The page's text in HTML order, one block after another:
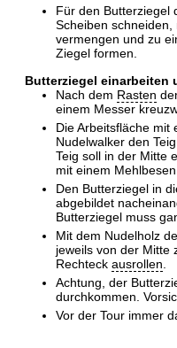
Für den Butterziegel
Scheiben
vermengen und zu
Ziegel formen.
Butterziegel einarbeiten
Nach dem Rasten
einem Messer
Die Arbeitsfläche mit
Nudelwalker den
Teig soll in der Mitte
mit einem
Den Butterziegel in
abgebildet
Butterziegel muss
Mit dem Nudelholz
jeweils von der Mitte
Rechteckausrollen
Achtung, der
durchkommen.
Vor der Tour immer